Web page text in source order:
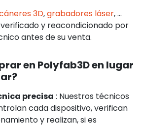
3D,grabadores láser, ...
y reacondicionado por
antes de su venta.
en Polyfab3D en lugar
precisa : Nuestros técnicos
cada dispositivo, verifican
y realizan, si es